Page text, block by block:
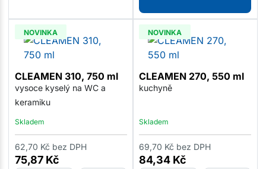
NOVINKA
CLEAMEN 310, 750 ml
vysoce kyselý na WC a
keramiku
Skladem
75,87 Kč
62,70 Kč bez DPH
NOVINKA
CLEAMEN 270, 550 ml
kuchyně
Skladem
84,34 Kč
69,70 Kč bez DPH